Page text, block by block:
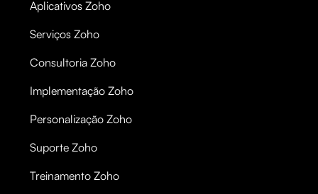
Aplicativos Zoho
Serviços Zoho
Consultoria Zoho
Implementação Zoho
Personalização Zoho
Suporte Zoho
Treinamento Zoho